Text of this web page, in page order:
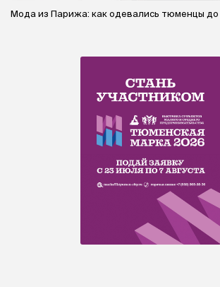
Мода из Парижа: как одевались тюменцы